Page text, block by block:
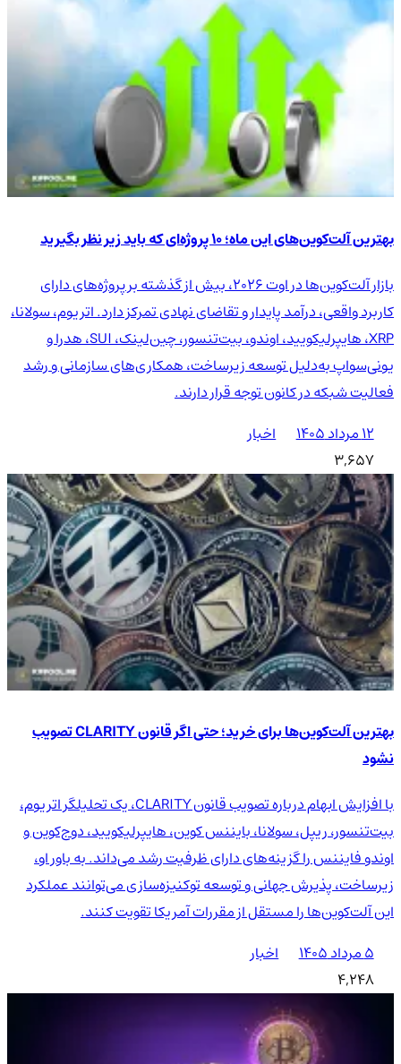
بهترین آلت‌کوین‌های این ماه؛ ۱۰ پروژه‌ای که باید زیر نظر بگیرید
بازار آلت‌کوین‌ها در اوت ۲۰۲۶، بیش از گذشته بر پروژه‌های دارای
کاربرد واقعی، درآمد پایدار و تقاضای نهادی تمرکز دارد. اتریوم، سولانا،
XRP، هایپرلیکویید، اوندو، بیت‌تنسور، چین‌لینک، SUI، هدرا و
یونی‌سواپ به‌دلیل توسعه زیرساخت، همکاری‌های سازمانی و رشد
فعالیت شبکه در کانون توجه قرار دارند.
۱۲ مرداد ۱۴۰۵
اخبار
3,657
بهترین آلت‌کوین‌ها برای خرید؛ حتی اگر قانون CLARITY تصویب
نشود
با افزایش ابهام درباره تصویب قانون CLARITY، یک تحلیلگر اتریوم،
بیت‌تنسور، ریپل، سولانا، بایننس کوین، هایپرلیکویید، دوج‌کوین و
اوندو فایننس را گزینه‌های دارای ظرفیت رشد می‌داند. به باور او،
زیرساخت، پذیرش جهانی و توسعه توکنیزه‌سازی می‌توانند عملکرد
این آلت‌کوین‌ها را مستقل از مقررات آمریکا تقویت کنند.
۵ مرداد ۱۴۰۵
اخبار
4,248